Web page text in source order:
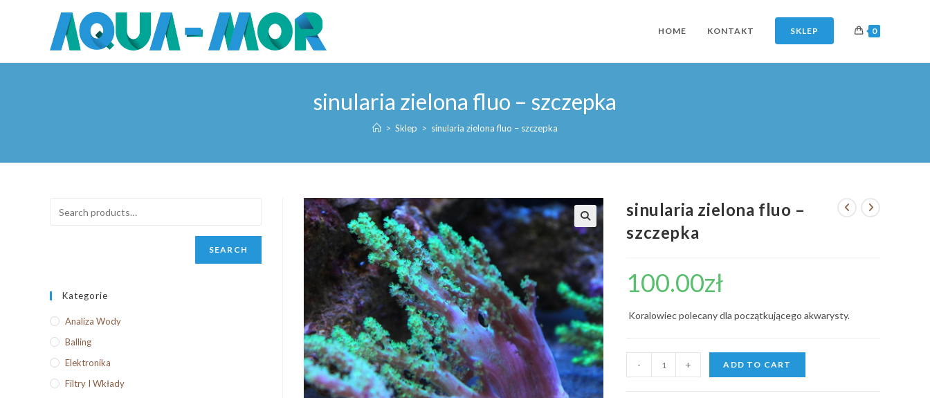
HOME KONTAKT SKLEP 0
sinularia zielona fluo – szczepka
> Sklep > sinularia zielona fluo – szczepka
sinularia zielona fluo –
szczepka
100.00zł
Koralowiec polecany dla początkującego akwarysty.
zielona
- + ADD TO CART
SEARCH
Kategorie
Analiza Wody
Balling
Elektronika
Filtry I Wkłady